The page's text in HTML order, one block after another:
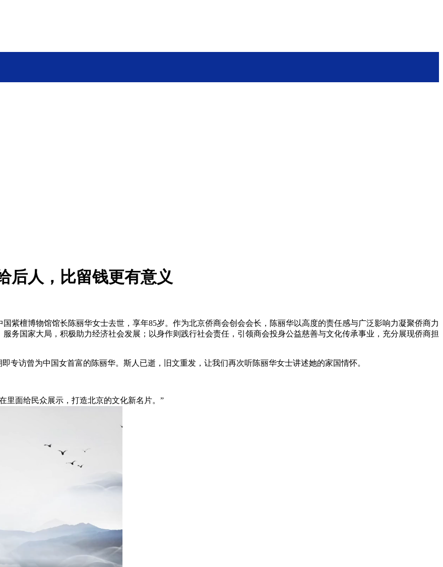
后人，比留钱更有意义
檀博物馆馆长陈丽华女士去世，享年85岁。作为北京侨商会创会会长，陈丽华以高度的责任感与广泛影响力凝聚侨商力
务国家大局，积极助力经济社会发展；以身作则践行社会责任，引领商会投身公益慈善与文化传承事业，充分展现侨商担
访曾为中国女首富的陈丽华。斯人已逝，旧文重发，让我们再次听陈丽华女士讲述她的家国情怀。
里面给民众展示，打造北京的文化新名片。”